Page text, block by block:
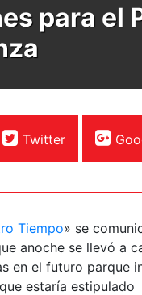
para el
Twitter
Tiempo» se
anoche se llevó a
en el futuro parque
estaría